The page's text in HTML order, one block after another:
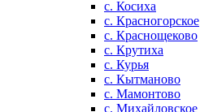
с. Косиха
с. Красногорское
с. Краснощеково
с. Крутиха
с. Курья
с. Кытманово
с. Мамонтово
с. Михайловское